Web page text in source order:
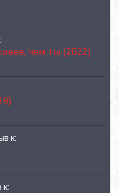
чем ты (2022)
к:
к: